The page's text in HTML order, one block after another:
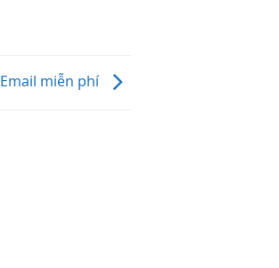
Email miễn phí